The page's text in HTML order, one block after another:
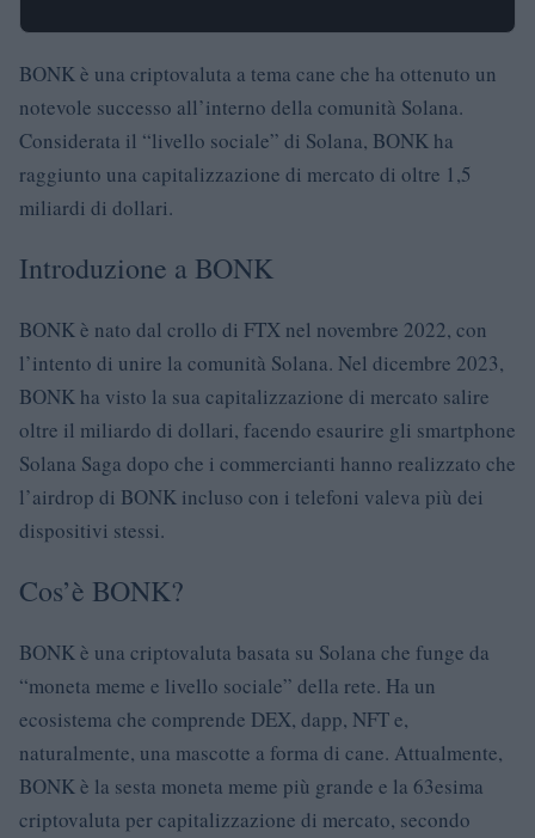
BONK è una criptovaluta a tema cane che ha ottenuto un
notevole successo all’interno della comunità Solana.
Considerata il “livello sociale” di Solana, BONK ha
raggiunto una capitalizzazione di mercato di oltre 1,5
miliardi di dollari.
Introduzione a BONK
BONK è nato dal crollo di FTX nel novembre 2022, con
l’intento di unire la comunità Solana. Nel dicembre 2023,
BONK ha visto la sua capitalizzazione di mercato salire
oltre il miliardo di dollari, facendo esaurire gli smartphone
Solana Saga dopo che i commercianti hanno realizzato che
l’airdrop di BONK incluso con i telefoni valeva più dei
dispositivi stessi.
Cos’è BONK?
BONK è una criptovaluta basata su Solana che funge da
“moneta meme e livello sociale” della rete. Ha un
ecosistema che comprende DEX, dapp, NFT e,
naturalmente, una mascotte a forma di cane. Attualmente,
BONK è la sesta moneta meme più grande e la 63esima
criptovaluta per capitalizzazione di mercato, secondo